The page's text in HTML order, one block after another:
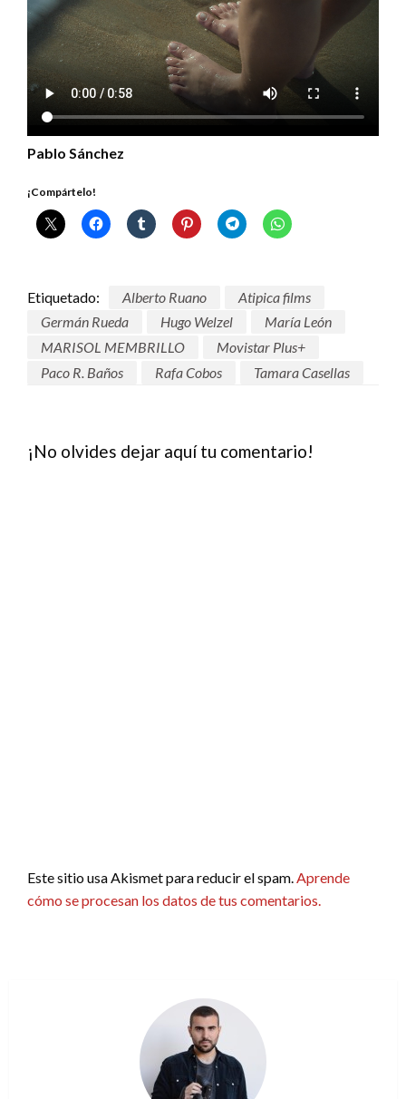
Pablo Sánchez
¡Compártelo!
Etiquetado: Alberto Ruano
Atipica films
Germán Rueda
Hugo Welzel
María León
MARISOL MEMBRILLO
Movistar Plus+
Paco R. Baños
Rafa Cobos Tamara Casellas
¡No olvides dejar aquí tu comentario!
Este sitio usa Akismet para reducir el spam.Aprende
cómo se procesan los datos de tus comentarios.